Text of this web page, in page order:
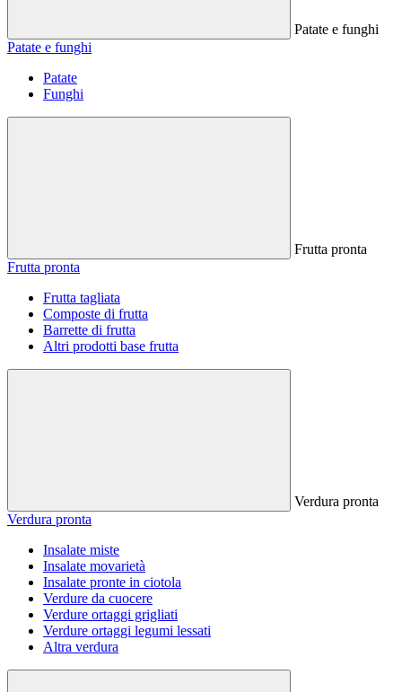
Patate e funghi
Patate e funghi
Patate
Funghi
Frutta pronta
Frutta pronta
Frutta tagliata
Composte di frutta
Barrette di frutta
Altri prodotti base frutta
Verdura pronta
Verdura pronta
Insalate miste
Insalate movarietà
Insalate pronte in ciotola
Verdure da cuocere
Verdure ortaggi grigliati
Verdure ortaggi legumi lessati
Altra verdura